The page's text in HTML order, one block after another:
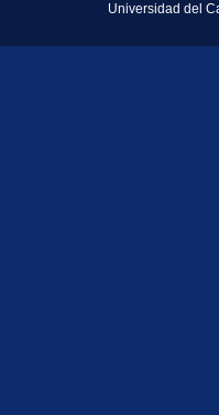
Universidad del